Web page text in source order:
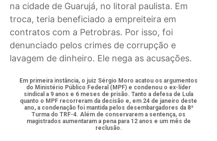
na cidade de Guarujá, no litoral paulista. Em
troca, teria beneficiado a empreiteira em
contratos com a Petrobras. Por isso, foi
denunciado pelos crimes de corrupção e
lavagem de dinheiro. Ele nega as acusações.
Em primeira instância, o juiz Sérgio Moro acatou os argumentos
do Ministério Público Federal (MPF) e condenou o ex-líder
sindical a 9 anos e 6 meses de prisão. Tanto a defesa de Lula
quanto o MPF recorreram da decisão e, em 24 de janeiro deste
ano, a condenação foi mantida pelos desembargadores da 8ª
Turma do TRF-4. Além de conservarem a sentença, os
magistrados aumentaram a pena para 12 anos e um mês de
reclusão.